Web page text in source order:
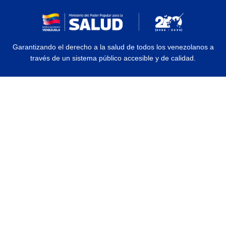
Garantizando el derecho a la salud de todos los venezolanos a
través de un sistema público accesible y de calidad.